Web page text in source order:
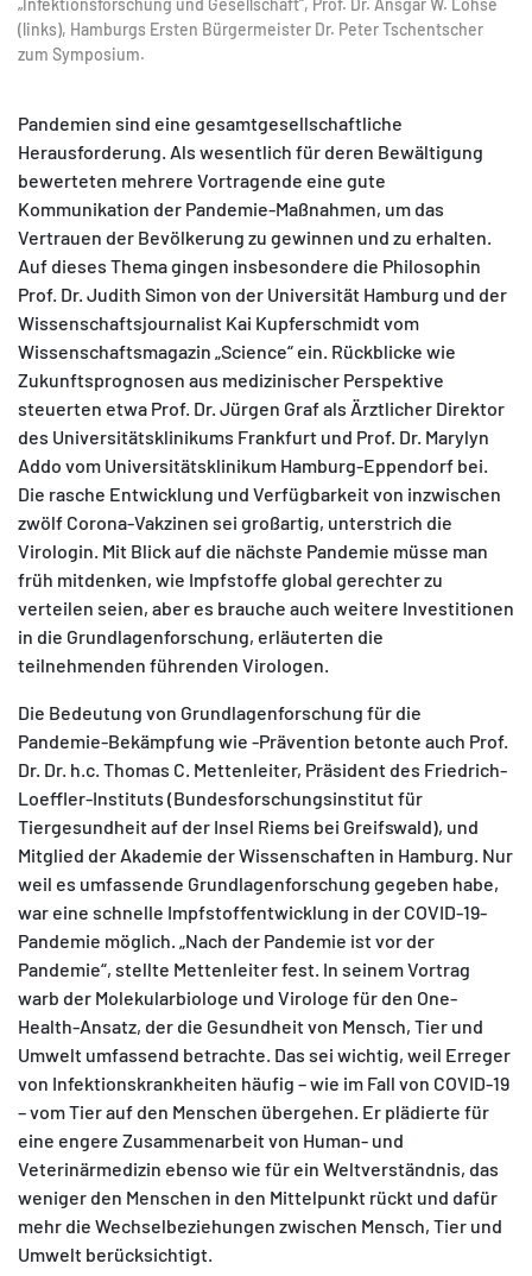
„Infektionsforschung und Gesellschaft“, Prof. Dr. Ansgar W. Lohse
(links), Hamburgs Ersten Bürgermeister Dr. Peter Tschentscher
zum Symposium.
Pandemien sind eine gesamtgesellschaftliche
Herausforderung. Als wesentlich für deren Bewältigung
bewerteten mehrere Vortragende eine gute
Kommunikation der Pandemie-Maßnahmen, um das
Vertrauen der Bevölkerung zu gewinnen und zu erhalten.
Auf dieses Thema gingen insbesondere die Philosophin
Prof. Dr. Judith Simon von der Universität Hamburg und der
Wissenschaftsjournalist Kai Kupferschmidt vom
Wissenschaftsmagazin „Science“ ein. Rückblicke wie
Zukunftsprognosen aus medizinischer Perspektive
steuerten etwa Prof. Dr. Jürgen Graf als Ärztlicher Direktor
des Universitätsklinikums Frankfurt und Prof. Dr. Marylyn
Addo vom Universitätsklinikum Hamburg-Eppendorf bei.
Die rasche Entwicklung und Verfügbarkeit von inzwischen
zwölf Corona-Vakzinen sei großartig, unterstrich die
Virologin. Mit Blick auf die nächste Pandemie müsse man
früh mitdenken, wie Impfstoffe global gerechter zu
verteilen seien, aber es brauche auch weitere Investitionen
in die Grundlagenforschung, erläuterten die
teilnehmenden führenden Virologen.
Die Bedeutung von Grundlagenforschung für die
Pandemie-Bekämpfung wie -Prävention betonte auch Prof.
Dr. Dr. h.c. Thomas C. Mettenleiter, Präsident des Friedrich-
Loeffler-Instituts (Bundesforschungsinstitut für
Tiergesundheit auf der Insel Riems bei Greifswald), und
Mitglied der Akademie der Wissenschaften in Hamburg. Nur
weil es umfassende Grundlagenforschung gegeben habe,
war eine schnelle Impfstoffentwicklung in der COVID-19-
Pandemie möglich. „Nach der Pandemie ist vor der
Pandemie“, stellte Mettenleiter fest. In seinem Vortrag
warb der Molekularbiologe und Virologe für den One-
Health-Ansatz, der die Gesundheit von Mensch, Tier und
Umwelt umfassend betrachte. Das sei wichtig, weil Erreger
von Infektionskrankheiten häufig – wie im Fall von COVID-19
– vom Tier auf den Menschen übergehen. Er plädierte für
eine engere Zusammenarbeit von Human- und
Veterinärmedizin ebenso wie für ein Weltverständnis, das
weniger den Menschen in den Mittelpunkt rückt und dafür
mehr die Wechselbeziehungen zwischen Mensch, Tier und
Umwelt berücksichtigt.